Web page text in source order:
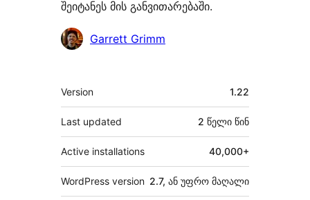
შეიტანეს მის განვითარებაში.
მონაწილეები
Garrett Grimm
მეტა
Version 1.22
Last updated 2 წელი წინ
Active installations 40,000+
WordPress version 2.7, ან უფრო მაღალი